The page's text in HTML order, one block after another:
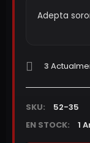
Adepta
3
SKU:
52-35
EN STOCK:
1